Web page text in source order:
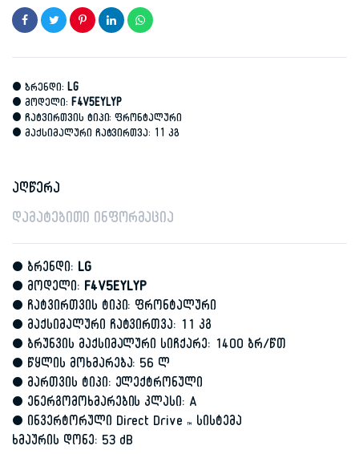
• ბრენდი: LG
• მოდელი: F4V5EYLYP
• ჩატვირთვის ტიპი: ფრონტალური
• მაქსიმალური ჩატვირთვა: 11 კგ
აღწერა
დამატებითი ინფორმაცია
• ბრენდი: LG
• მოდელი: F4V5EYLYP
• ჩატვირთვის ტიპი: ფრონტალური
• მაქსიმალური ჩატვირთვა: 11 კგ
• ბრუნვის მაქსიმალური სიჩქარე: 1400 ბრ/წთ
• წყლის მოხმარება: 56 ლ
• მართვის ტიპი: ელექტრონული
• ენერგომოხმარების კლასი: A
• ინვერტორული Direct Drive ™ სისტემა
ხმაურის დონე: 53 dB